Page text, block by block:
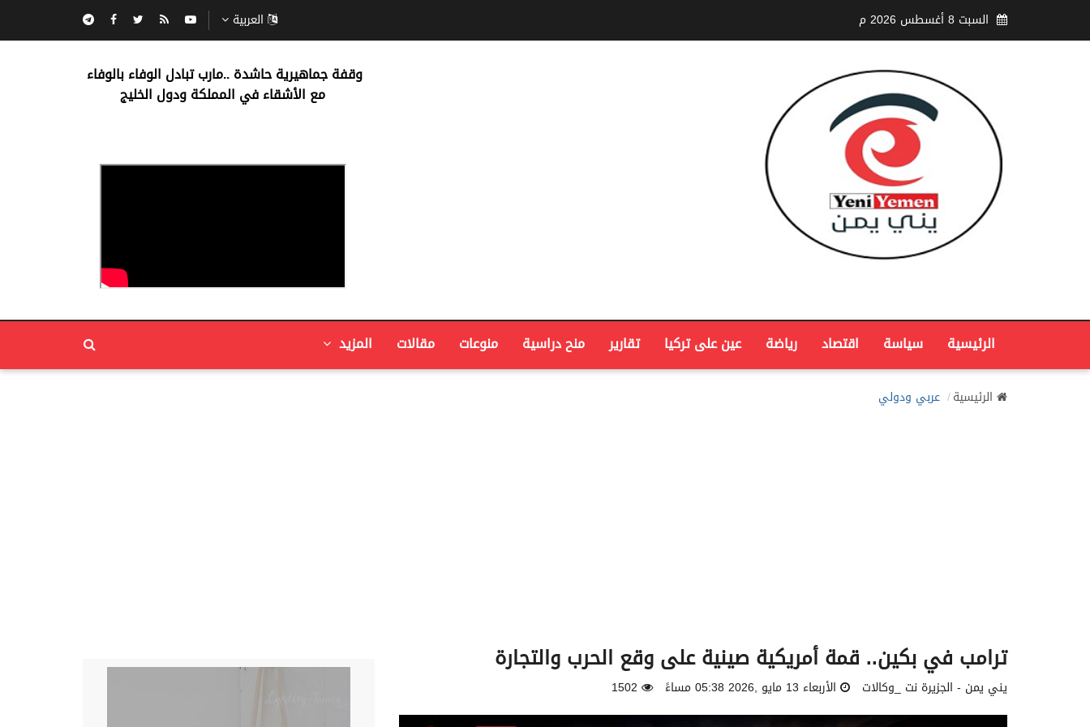
السبت 8 أغسطس 2026 م العربية
‏وقفة جماهيرية حاشدة ..مارب ‏تبادل الوفاء بالوفاء ‏
مع الأشقاء في المملكة ودول الخليج
الرئيسية سياسة اقتصاد رياضة عين على تركيا تقارير منح دراسية منوعات مقالات المزيد
الرئيسية عربي ودولي
ترامب في بكين.. قمة أمريكية صينية على وقع الحرب والتجارة
يني يمن - الجزيرة نت _وكالات الأربعاء 13 مايو ,2026 05:38 مساءً 1502